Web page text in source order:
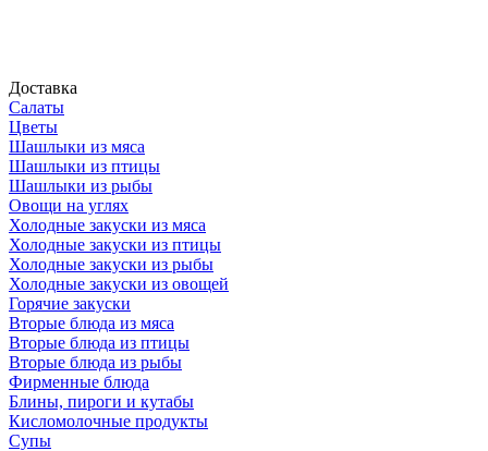
Доставка
Салаты
Цветы
Шашлыки из мяса
Шашлыки из птицы
Шашлыки из рыбы
Овощи на углях
Холодные закуски из мяса
Холодные закуски из птицы
Холодные закуски из рыбы
Холодные закуски из овощей
Горячие закуски
Вторые блюда из мяса
Вторые блюда из птицы
Вторые блюда из рыбы
Фирменные блюда
Блины, пироги и кутабы
Кисломолочные продукты
Супы